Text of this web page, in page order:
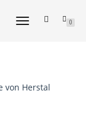
NAVIGATION
0
von Herstal